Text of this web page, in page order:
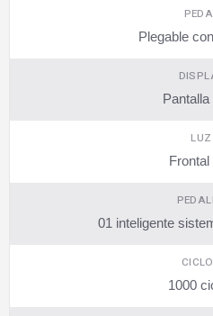
Plegable
Pantalla
LUZ
Frontal
01 inteligente
1000